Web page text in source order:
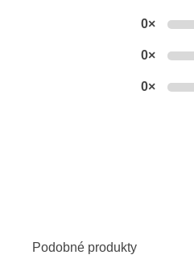
0×
0×
0×
Podobné produkty